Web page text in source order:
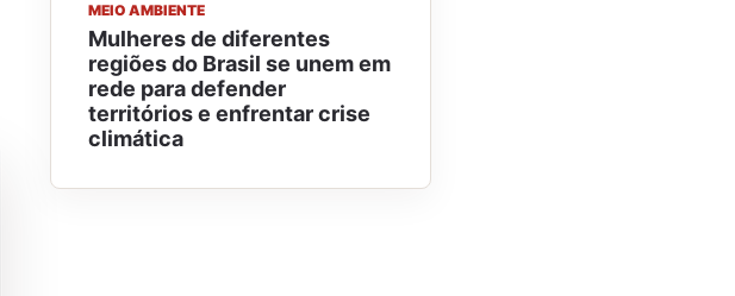
MEIO AMBIENTE
Mulheres de diferentes
regiões do Brasil se unem em
rede para defender
territórios e enfrentar crise
climática